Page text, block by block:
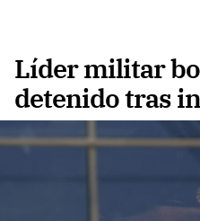
Líder militar
detenido tras